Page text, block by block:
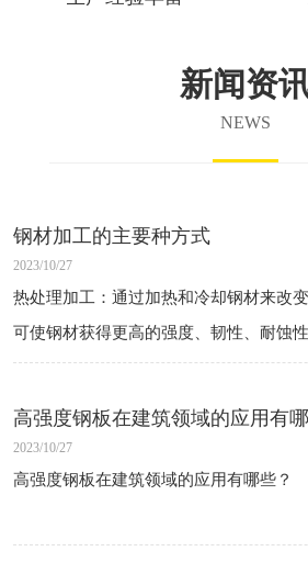
新闻资
NEWS
钢材加工的主要种方式
2023/10/27
热处理加工：通过加热和冷却钢材来改
可使钢材获得更高的强度、韧性、耐蚀
空航天、汽车、造船、机械制造等领域。
艺，提高钢材的强度、硬度和均匀性，
件、弹簧、线材等产品。
高强度钢板在建筑领域的应用有
2023/10/27
高强度钢板在建筑领域的应用有哪些？